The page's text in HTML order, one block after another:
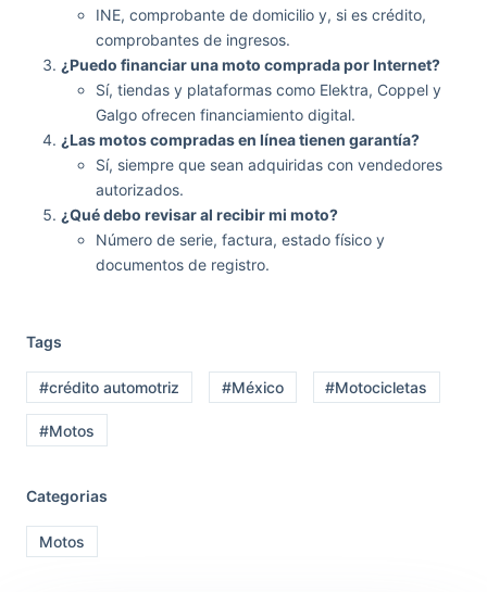
INE, comprobante de domicilio y, si es crédito,
comprobantes de ingresos.
¿Puedo financiar una moto comprada por Internet?
Sí, tiendas y plataformas como Elektra, Coppel y
Galgo ofrecen financiamiento digital.
¿Las motos compradas en línea tienen garantía?
Sí, siempre que sean adquiridas con vendedores
autorizados.
¿Qué debo revisar al recibir mi moto?
Número de serie, factura, estado físico y
documentos de registro.
Tags
#crédito automotriz #México #Motocicletas
#Motos
Categorias
Motos